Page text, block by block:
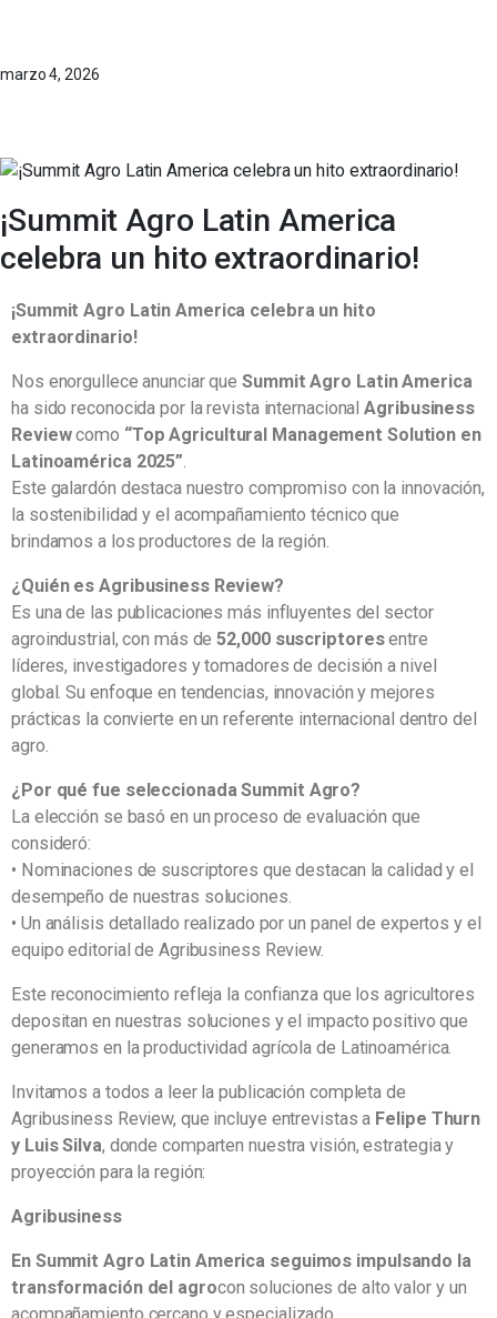
marzo 4, 2026
¡Summit Agro Latin America
celebra un hito extraordinario!
¡Summit Agro Latin America celebra un hito
extraordinario!
Nos enorgullece anunciar queSummit Agro Latin America
ha sido reconocida por la revista internacionalAgribusiness
Reviewcomo “Top Agricultural Management Solution en
Latinoamérica 2025”.
Este galardón destaca nuestro compromiso con la innovación,
la sostenibilidad y el acompañamiento técnico que
brindamos a los productores de la región.
¿Quién es Agribusiness Review?
Es una de las publicaciones más influyentes del sector
agroindustrial, con más de52,000 suscriptoresentre
líderes, investigadores y tomadores de decisión a nivel
global. Su enfoque en tendencias, innovación y mejores
prácticas la convierte en un referente internacional dentro del
agro.
¿Por qué fue seleccionada Summit Agro?
La elección se basó en un proceso de evaluación que
consideró:
• Nominaciones de suscriptores que destacan la calidad y el
desempeño de nuestras soluciones.
• Un análisis detallado realizado por un panel de expertos y el
equipo editorial de Agribusiness Review.
Este reconocimiento refleja la confianza que los agricultores
depositan en nuestras soluciones y el impacto positivo que
generamos en la productividad agrícola de Latinoamérica.
Invitamos a todos a leer la publicación completa de
Agribusiness Review, que incluye entrevistas a Felipe Thurn
y Luis Silva, donde comparten nuestra visión, estrategia y
proyección para la región:
Agribusiness
En Summit Agro Latin America seguimos impulsando la
transformación del agrocon soluciones de alto valor y un